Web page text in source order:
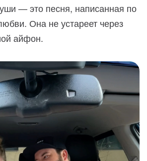
— это песня, написанная по
Она не устареет через
айфон.